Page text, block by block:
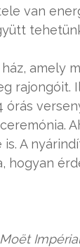
van
amely
rajongóit.
órás
A
hogyan